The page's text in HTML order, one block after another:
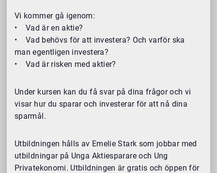
Vi kommer gå igenom:
• Vad är en aktie?
• Vad behövs för att investera? Och varför ska
man egentligen investera?
• Vad är risken med aktier?
Under kursen kan du få svar på dina frågor och vi
visar hur du sparar och investerar för att nå dina
sparmål.
Utbildningen hålls av Emelie Stark som jobbar med
utbildningar på Unga Aktiesparare och Ung
Privatekonomi. Utbildningen är gratis och öppen för